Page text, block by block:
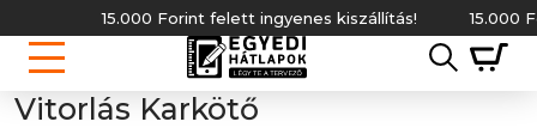
15.000 Forint felett ingyenes kiszállítás! 15.000
Vitorlás Karkötő